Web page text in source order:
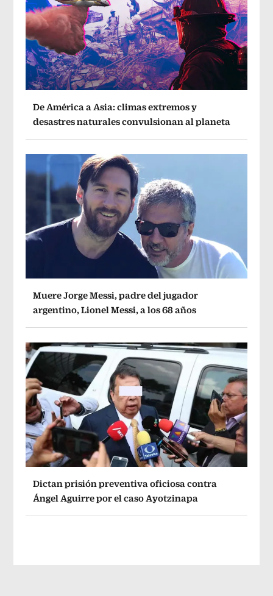
De América a Asia: climas extremos y
desastres naturales convulsionan al planeta
Muere Jorge Messi, padre del jugador
argentino, Lionel Messi, a los 68 años
Dictan prisión preventiva oficiosa contra
Ángel Aguirre por el caso Ayotzinapa